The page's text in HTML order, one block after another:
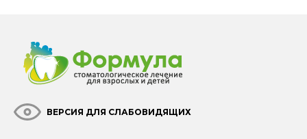
ВЕРСИЯ ДЛЯ СЛАБОВИДЯЩИХ